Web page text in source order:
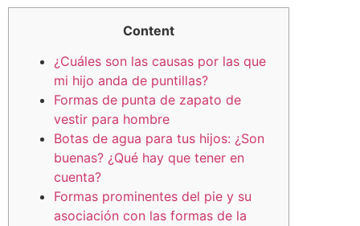
Content
¿Cuáles son las causas por las que
mi hijo anda de puntillas?
Formas de punta de zapato de
vestir para hombre
Botas de agua para tus hijos: ¿Son
buenas? ¿Qué hay que tener en
cuenta?
Formas prominentes del pie y su
asociación con las formas de la